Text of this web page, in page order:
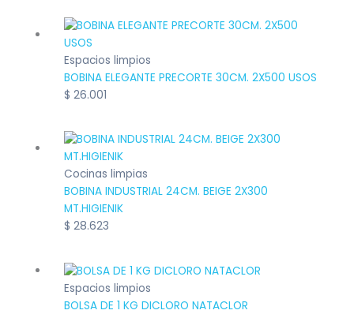
Espacios limpios
BOBINA ELEGANTE PRECORTE 30CM. 2X500 USOS
$ 26.001
Cocinas limpias
BOBINA INDUSTRIAL 24CM. BEIGE 2X300
MT.HIGIENIK
$ 28.623
Espacios limpios
BOLSA DE 1 KG DICLORO NATACLOR